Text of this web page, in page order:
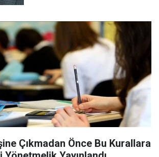
Çıkmadan Önce Bu Kurallara